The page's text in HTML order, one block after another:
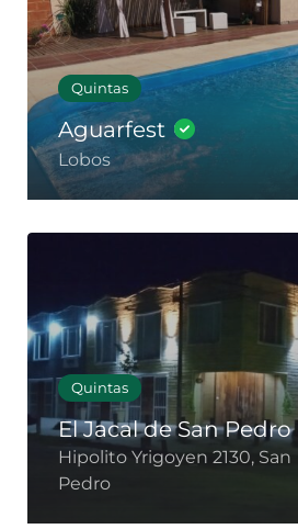
Quintas
Aguarfest
Lobos
Quintas
El Jacal de San Pedro
Hipolito Yrigoyen 2130, San
Pedro